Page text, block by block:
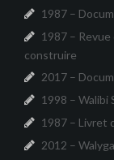
1987 –
1987 –
construire
2017 –
1998 – Walibi
1987 – Livret
2012 –